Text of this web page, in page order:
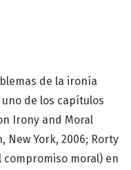
de la ironía
de los capítulos
Irony and Moral
New York, 2006; Rorty
moral) en